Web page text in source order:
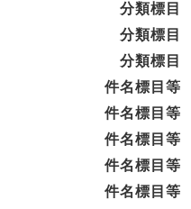
分類標目
分類標目
分類標目
件名標目等
件名標目等
件名標目等
件名標目等
件名標目等